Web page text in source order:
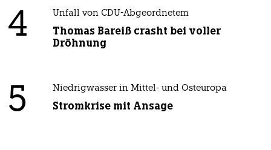
4 Unfall von CDU-Abgeordnetem
Thomas Bareiß crasht bei voller
Dröhnung
5 Niedrigwasser in Mittel- und Osteuropa
Stromkrise mit Ansage